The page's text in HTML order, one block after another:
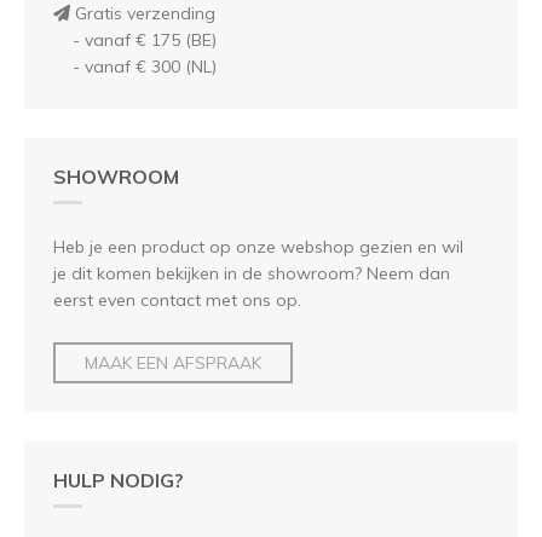
Gratis verzending
- vanaf € 175 (BE)
- vanaf € 300 (NL)
SHOWROOM
Heb je een product op onze webshop gezien en wil
je dit komen bekijken in de showroom? Neem dan
eerst even contact met ons op.
MAAK EEN AFSPRAAK
HULP NODIG?